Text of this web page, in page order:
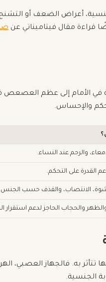
أعراض الضعف أو
قراءة مقال فيتاميناتي عن
الأمام إلى عظم العصعص
والإحساس.
والرحم عند النساء.
القدرة على التحكم.
الانتصاب، والقذف حسب الجنس
والحجاب الحاجز لدعم استقرار
به. فالجهاز العصبي،
الجنسية.